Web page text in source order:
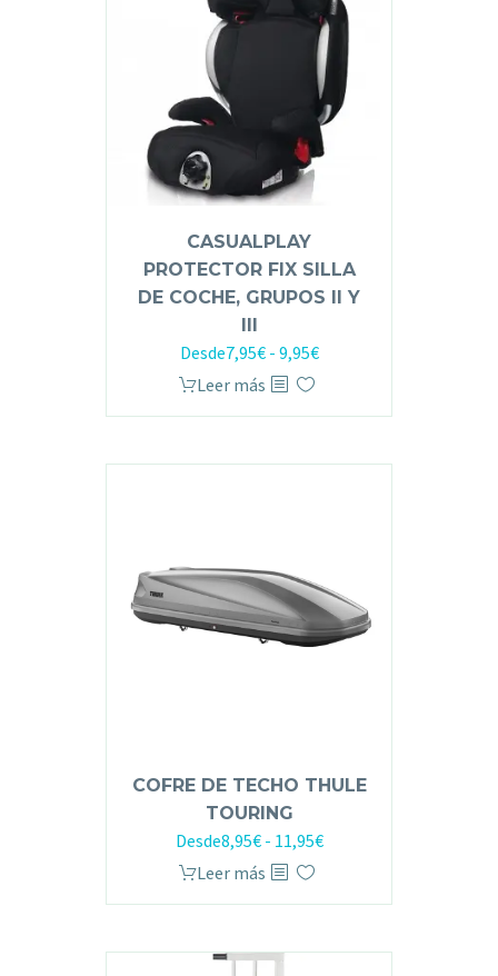
CASUALPLAY
PROTECTOR FIX SILLA
DE COCHE, GRUPOS II Y
III
Desde7,95€- 9,95€
Leer más
COFRE DE TECHO THULE
TOURING
Desde8,95€- 11,95€
Leer más